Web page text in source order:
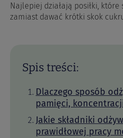
Najlepiej działają posiłki,
zamiast dawać krótki skok
Spis treści:
Dlaczego sposób
pamięci,
Jakie składniki
prawidłowej pracy